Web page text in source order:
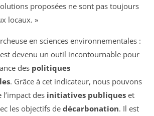
proposées ne sont pas toujours
locaux. »
en sciences environnementales :
devenu un outil incontournable pour
des politiques
. Grâce à cet indicateur, nous pouvons
des initiatives publiques et
les objectifs de décarbonation. Il est